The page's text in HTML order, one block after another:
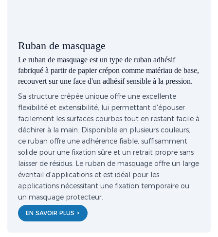
Ruban de masquage
Le ruban de masquage est un type de ruban adhésif
fabriqué à partir de papier crépon comme matériau de base,
recouvert sur une face d'un adhésif sensible à la pression.
Sa structure crêpée unique offre une excellente
flexibilité et extensibilité, lui permettant d'épouser
facilement les surfaces courbes tout en restant facile à
déchirer à la main. Disponible en plusieurs couleurs,
ce ruban offre une adhérence fiable, suffisamment
solide pour une fixation sûre et un retrait propre sans
laisser de résidus. Le ruban de masquage offre un large
éventail d'applications et est idéal pour les
applications nécessitant une fixation temporaire ou
un masquage protecteur.
EN SAVOIR PLUS >